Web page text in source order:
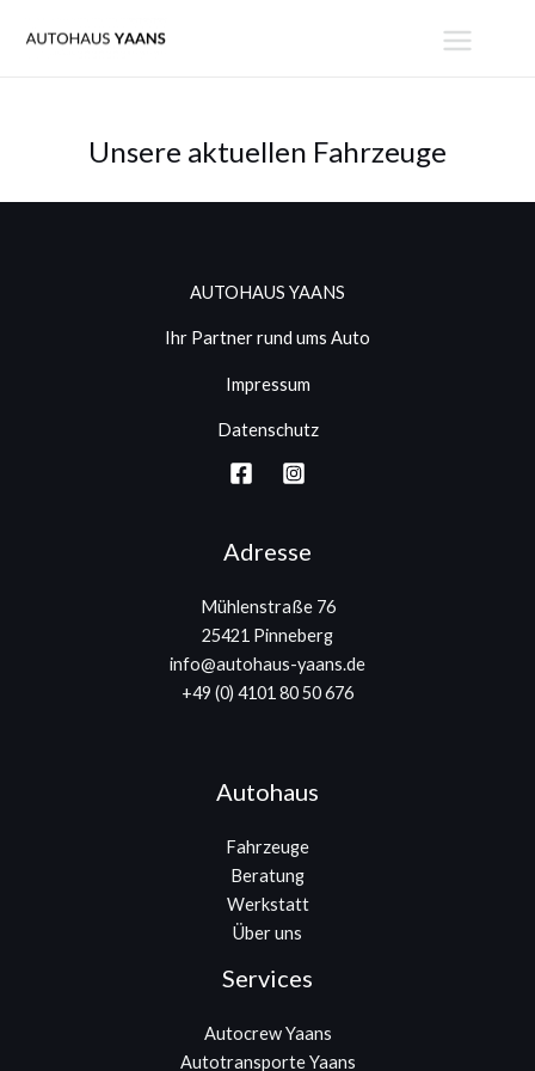
Inhalt
Unsere aktuellen Fahrzeuge
AUTOHAUS YAANS
Ihr Partner rund ums Auto
Impressum
Datenschutz
Adresse
Mühlenstraße 76
25421 Pinneberg
info@autohaus-yaans.de
+49 (0) 4101 80 50 676
Autohaus
Fahrzeuge
Beratung
Werkstatt
Über uns
Services
Autocrew Yaans
Autotransporte Yaans